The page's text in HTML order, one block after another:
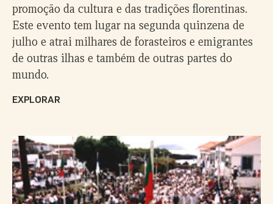
promoção da cultura e das tradições florentinas.
Este evento tem lugar na segunda quinzena de
julho e atrai milhares de forasteiros e emigrantes
de outras ilhas e também de outras partes do
mundo.
EXPLORAR